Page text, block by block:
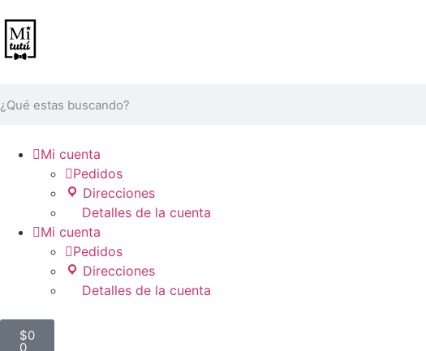
Mi cuenta
Pedidos
Direcciones
Detalles de la cuenta
Mi cuenta
Pedidos
Direcciones
Detalles de la cuenta
$0
0